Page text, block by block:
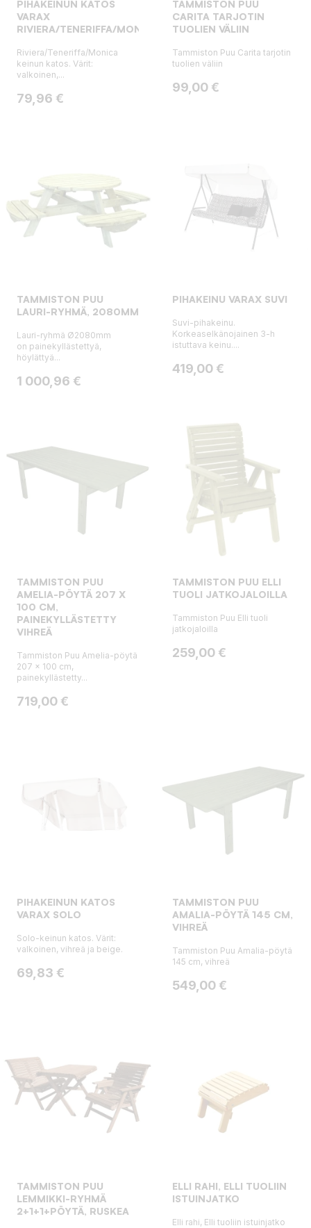
PIHAKEINUN KATOS
VARAX
RIVIERA/TENERIFFA/MONICA
Riviera/Teneriffa/Monica
keinun katos. Värit:
valkoinen,...
Hinta
79,96 €
TAMMISTON PUU
CARITA TARJOTIN
TUOLIEN VÄLIIN
Tammiston Puu Carita tarjotin
tuolien väliin
Hinta
99,00 €
TAMMISTON PUU
LAURI-RYHMÄ, 2080MM
Lauri-ryhmä Ø2080mm
on painekyllästettyä,
höylättyä...
Hinta
1 000,96 €
PIHAKEINU VARAX SUVI
Suvi-pihakeinu.
Korkeaselkänojainen 3-h
istuttava keinu....
Hinta
419,00 €
TAMMISTON PUU
AMELIA-PÖYTÄ 207 X
100 CM,
PAINEKYLLÄSTETTY
VIHREÄ
Tammiston Puu Amelia-pöytä
207 x 100 cm,
painekyllästetty...
Hinta
719,00 €
TAMMISTON PUU ELLI
TUOLI JATKOJALOILLA
Tammiston Puu Elli tuoli
jatkojaloilla
Hinta
259,00 €
PIHAKEINUN KATOS
VARAX SOLO
Solo-keinun katos. Värit:
valkoinen, vihreä ja beige.
Hinta
69,83 €
TAMMISTON PUU
AMALIA-PÖYTÄ 145 CM,
VIHREÄ
Tammiston Puu Amalia-pöytä
145 cm, vihreä
Hinta
549,00 €
TAMMISTON PUU
LEMMIKKI-RYHMÄ
2+1+1+PÖYTÄ, RUSKEA
ELLI RAHI, ELLI TUOLIIN
ISTUINJATKO
Elli rahi, Elli tuoliin istuinjatko